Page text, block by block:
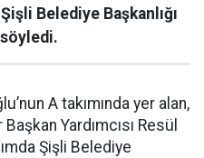
Belediye Başkanlığı
söyledi.
A takımında yer alan,
Yardımcısı Resül
Şişli Belediye